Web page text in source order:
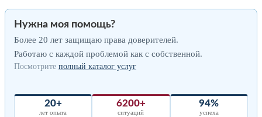
Нужна моя помощь?
Более 20 лет защищаю права доверителей.
Работаю с каждой проблемой как с собственной.
Посмотрите полный каталог услуг
20+
лет опыта
6200+
ситуаций
94%
успеха